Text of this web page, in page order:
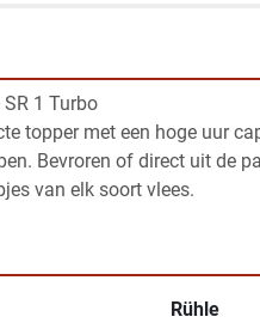
1 Turbo
topper met een hoge uur
Bevroren of direct uit de
van elk soort vlees.
Rühle